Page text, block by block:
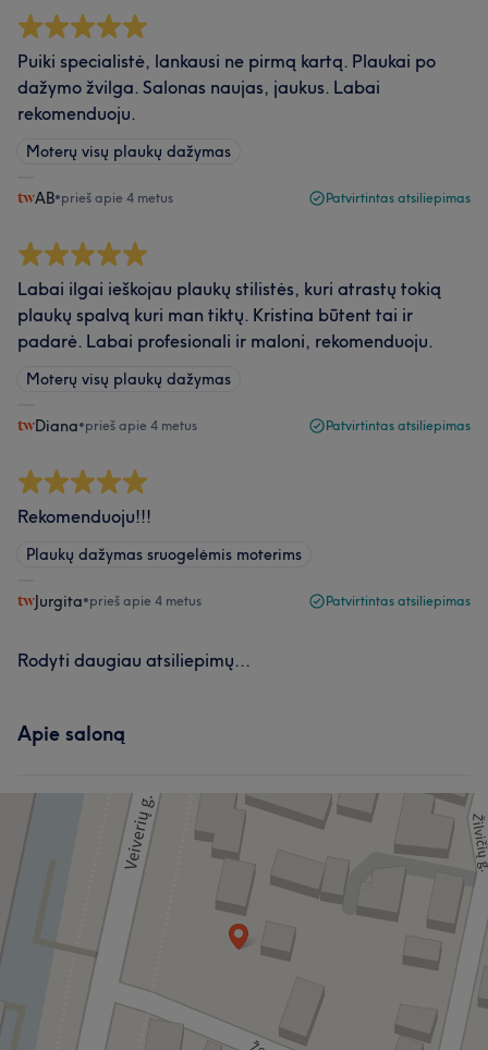
Puiki specialistė, lankausi ne pirmą kartą. Plaukai po
dažymo žvilga. Salonas naujas, jaukus. Labai
rekomenduoju.
Moterų visų plaukų dažymas
AB•prieš apie 4 metus Patvirtintas atsiliepimas
Labai ilgai ieškojau plaukų stilistės, kuri atrastų tokią
plaukų spalvą kuri man tiktų. Kristina būtent tai ir
padarė. Labai profesionali ir maloni, rekomenduoju.
Moterų visų plaukų dažymas
Diana•prieš apie 4 metus Patvirtintas atsiliepimas
Rekomenduoju!!!
Plaukų dažymas sruogelėmis moterims
Jurgita•prieš apie 4 metus Patvirtintas atsiliepimas
Rodyti daugiau atsiliepimų...
Apie saloną